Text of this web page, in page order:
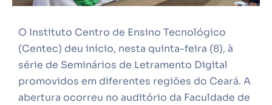
O Instituto Centro de Ensino Tecnológico
(Centec) deu início, nesta quinta-feira (8), à
série de Seminários de Letramento Digital
promovidos em diferentes regiões do Ceará. A
abertura ocorreu no auditório da Faculdade de